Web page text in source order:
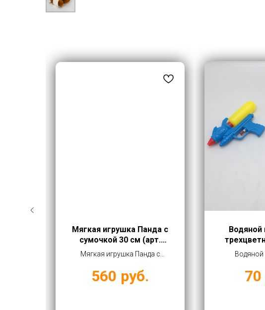
Мягкая игрушка Панда с
сумочкой 30 см (арт.
YE240107-11)
Мягкая игрушка Панда с
YE240107-11) купить оптом
от 560 руб
560 руб.
Водяной
Водяной
от
70